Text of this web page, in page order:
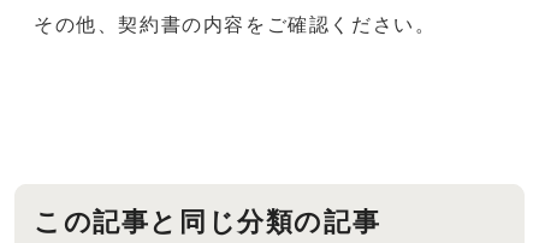
その他、契約書の内容をご確認ください。
この記事と同じ分類の記事